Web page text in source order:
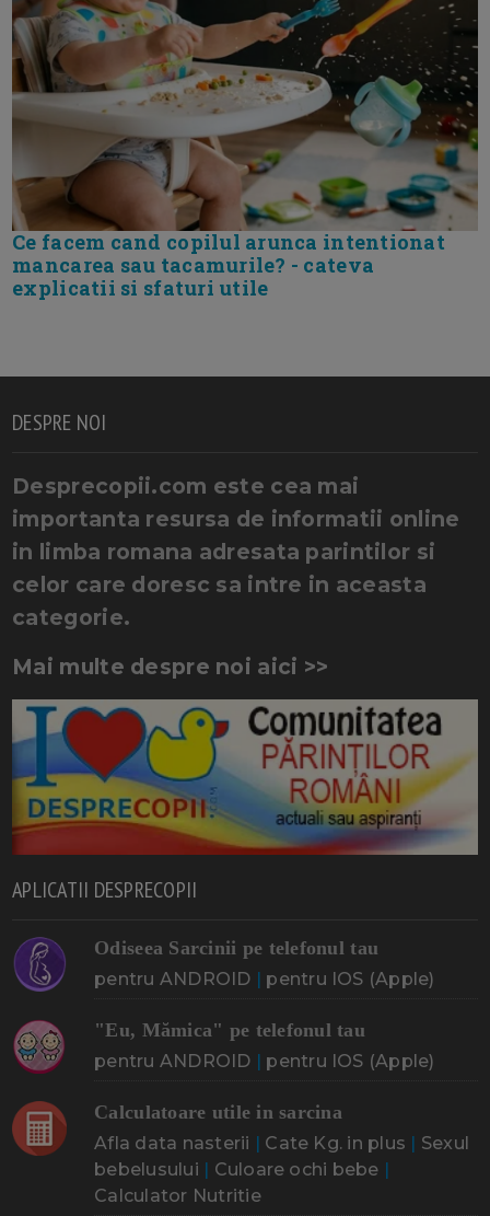
Ce facem cand copilul arunca intentionat
mancarea sau tacamurile? - cateva
explicatii si sfaturi utile
DESPRE NOI
Desprecopii.com este cea mai
importanta resursa de informatii online
in limba romana adresata parintilor si
celor care doresc sa intre in aceasta
categorie.
Mai multe despre noi aici >>
APLICATII DESPRECOPII
Odiseea Sarcinii pe telefonul tau
pentru ANDROID | pentru IOS (Apple)
"Eu, Mămica" pe telefonul tau
pentru ANDROID | pentru IOS (Apple)
Calculatoare utile in sarcina
Afla data nasterii | Cate Kg. in plus | Sexul
bebelusului | Culoare ochi bebe |
Calculator Nutritie